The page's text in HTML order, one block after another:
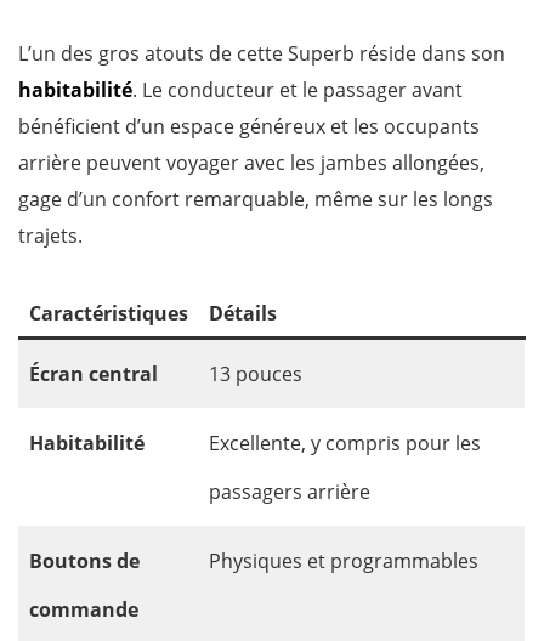
L’un des gros atouts de cette Superb réside dans son
habitabilité. Le conducteur et le passager avant
bénéficient d’un espace généreux et les occupants
arrière peuvent voyager avec les jambes allongées,
gage d’un confort remarquable, même sur les longs
trajets.
Caractéristiques Détails
Écran central 13 pouces
Habitabilité
Excellente, y compris pour les
passagers arrière
Boutons de
commande
Physiques et programmables